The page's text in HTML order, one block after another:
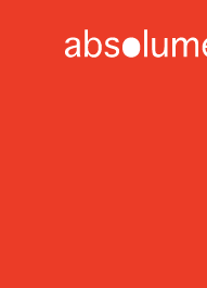
Skip to main content